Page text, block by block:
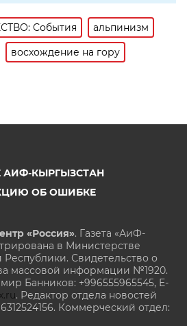
События
альпинизм
восхождение на гору
АИФ-КЫРГЫЗСТАН
ОБ ОШИБКЕ
«Россия». Газета «АиФ-
в Министерстве
Свидетельство о
массовой информации №1920.
Банников: +996555965545, E-
. Редактор отдела новостей
Коммерческий отдел: